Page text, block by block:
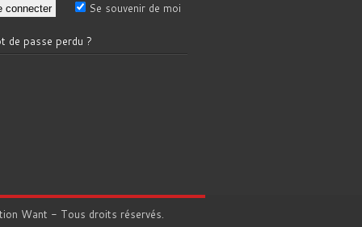
Se souvenir de moi
de passe perdu ?
Want - Tous droits réservés.